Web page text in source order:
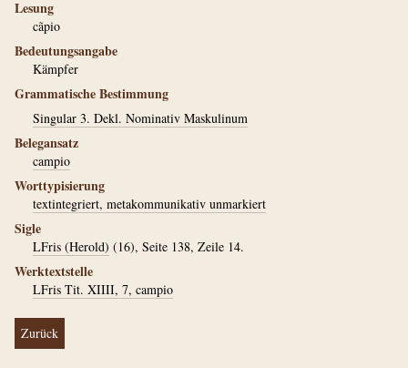
Lesung
cãpio
Bedeutungsangabe
Kämpfer
Grammatische Bestimmung
Singular 3. Dekl. Nominativ Maskulinum
Belegansatz
campio
Worttypisierung
textintegriert, metakommunikativ unmarkiert
Sigle
LFris (Herold) (16), Seite 138, Zeile 14.
Werktextstelle
LFris Tit. XIIII, 7, campio
Zurück